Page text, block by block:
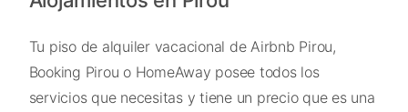
Tu piso de alquiler vacacional de Airbnb Pirou,
Booking Pirou o HomeAway posee todos los
servicios que necesitas y tiene un precio que es una